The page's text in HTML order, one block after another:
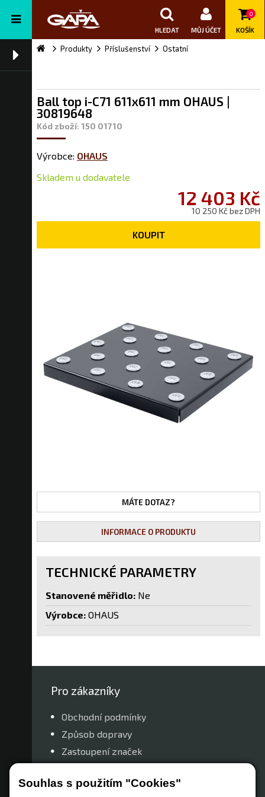
Souhlas s použitím "Cookies"
HLEDAT MŮJ ÚČET
0
KOŠÍK
Produkty Příslušenství Ostatní
Ball top i-C71 611x611 mm OHAUS |
30819648
Kód zboží: 150 01710
Výrobce: OHAUS
Skladem u dodavatele
12 403 Kč
10 250 Kč bez DPH
KOUPIT
INFORMACE O PRODUKTU
MÁTE DOTAZ?
TECHNICKÉ PARAMETRY
Stanovené měřidlo: Ne
Výrobce: OHAUS
Pro zákazníky
Obchodní podmínky
Způsob dopravy
Zastoupení značek
Nastavení soukromí